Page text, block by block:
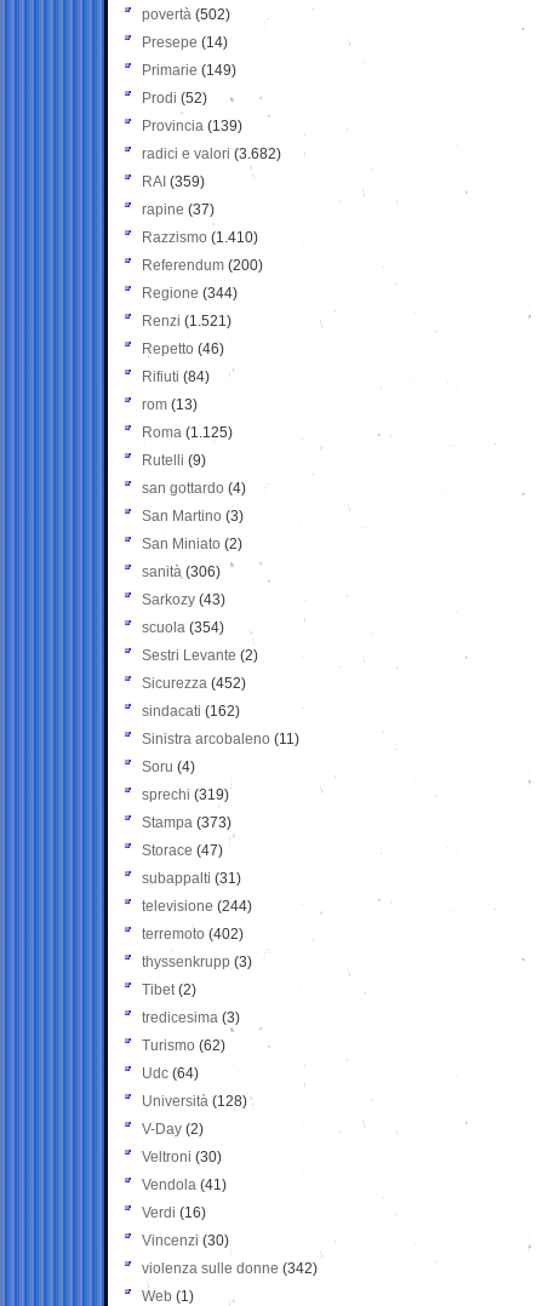
povertà (502)
Presepe (14)
Primarie (149)
Prodi (52)
Provincia (139)
radici e valori (3.682)
RAI (359)
rapine (37)
Razzismo (1.410)
Referendum (200)
Regione (344)
Renzi (1.521)
Repetto (46)
Rifiuti (84)
rom (13)
Roma (1.125)
Rutelli (9)
san gottardo (4)
San Martino (3)
San Miniato (2)
sanità (306)
Sarkozy (43)
scuola (354)
Sestri Levante (2)
Sicurezza (452)
sindacati (162)
Sinistra arcobaleno (11)
Soru (4)
sprechi (319)
Stampa (373)
Storace (47)
subappalti (31)
televisione(244)
terremoto (402)
thyssenkrupp (3)
Tibet(2)
tredicesima (3)
Turismo (62)
Udc (64)
Università (128)
V-Day (2)
Veltroni (30)
Vendola (41)
Verdi (16)
Vincenzi (30)
violenza sulle donne (342)
Web (1)